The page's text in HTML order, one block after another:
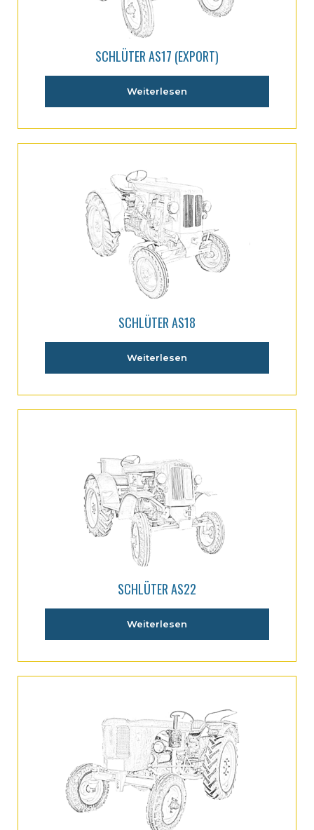
SCHLÜTER AS17 (EXPORT)
Weiterlesen
SCHLÜTER AS18
Weiterlesen
SCHLÜTER AS22
Weiterlesen